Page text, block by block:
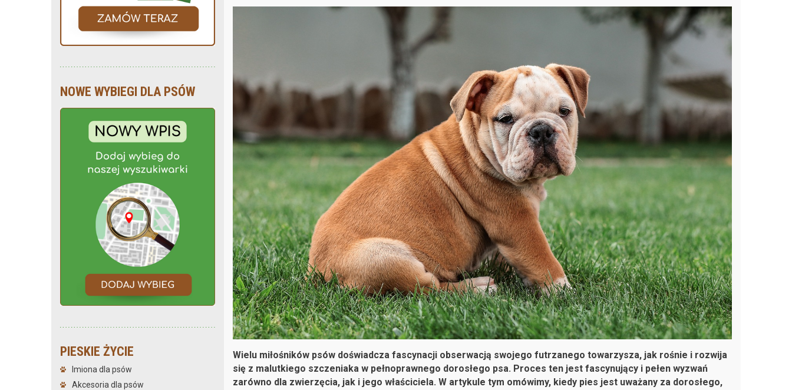
NOWE WYBIEGI DLA PSÓW
PIESKIE ŻYCIE
Imiona dla psów
Akcesoria dla psów
Wielu miłośników psów doświadcza fascynacji obserwacją swojego futrzanego towarzysza, jak rośnie i rozwija
się z malutkiego szczeniaka w pełnoprawnego dorosłego psa. Proces ten jest fascynujący i pełen wyzwań
zarówno dla zwierzęcia, jak i jego właściciela. W artykule tym omówimy, kiedy pies jest uważany za dorosłego,